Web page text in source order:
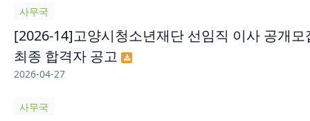
사무국
[2026-14]고양시청소년재단 선임직 이사 공개모
최종 합격자 공고
2026-04-27
사무국